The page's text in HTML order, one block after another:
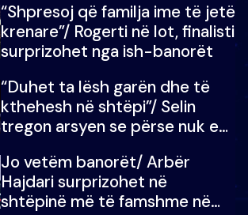
mban dot lotët: Nuk meritoj…
“Shpresoj që familja ime të jetë
krenare”/ Rogerti në lot, finalisti
surprizohet nga ish-banorët
“Duhet ta lësh garën dhe të
kthehesh në shtëpi”/ Selin
tregon arsyen se përse nuk e
çoja luftën time deri në fund
Jo vetëm banorët/ Arbër
Hajdari surprizohet në
shtëpinë më të famshme në